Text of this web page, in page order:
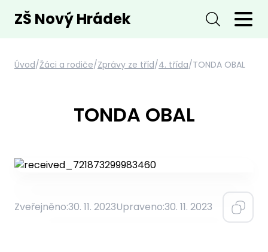
ZŠ Nový Hrádek
Úvod/Žáci a rodiče/Zprávy ze tříd/4. třída/TONDA OBAL
TONDA OBAL
Zveřejněno:30. 11. 2023Upraveno:30. 11. 2023